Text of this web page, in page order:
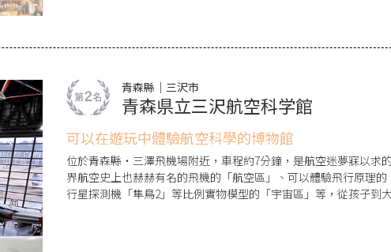
青森縣｜三沢市
青森県立三沢航空科学館
可以在遊玩中體驗航空科學的博物館
位於青森縣・三澤飛機場附近，車程約7分鐘，是航空迷夢寐以求
界航空史上也赫赫有名的飛機的「航空區」、可以體驗飛行原理
行星探測機「隼鳥2」等比例實物模型的「宇宙區」等，從孩子到